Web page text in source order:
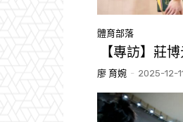
體育部落
【專訪】莊
廖 育婉 - 2025-12-